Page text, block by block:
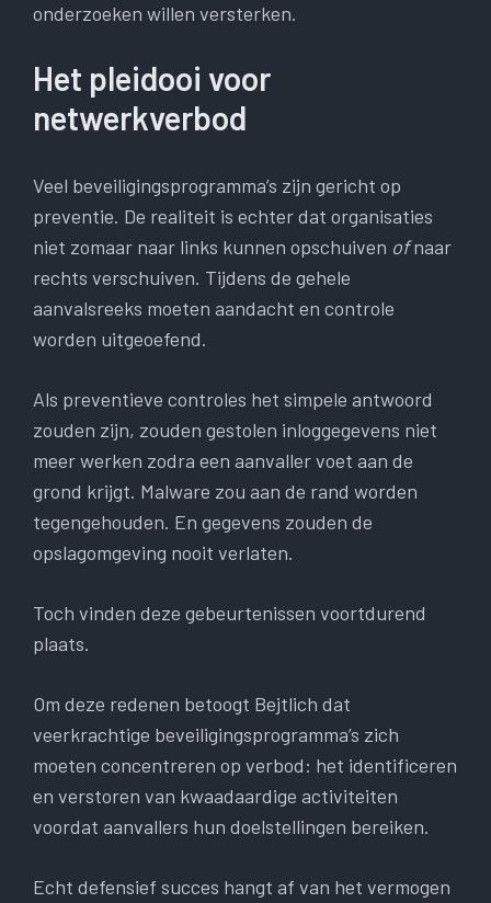
onderzoeken willen versterken.
Het pleidooi voor
netwerkverbod
Veel beveiligingsprogramma’s zijn gericht op
preventie. De realiteit is echter dat organisaties
niet zomaar naar links kunnen opschuiven ofnaar
rechts verschuiven. Tijdens de gehele
aanvalsreeks moeten aandacht en controle
worden uitgeoefend.
Als preventieve controles het simpele antwoord
zouden zijn, zouden gestolen inloggegevens niet
meer werken zodra een aanvaller voet aan de
grond krijgt. Malware zou aan de rand worden
tegengehouden. En gegevens zouden de
opslagomgeving nooit verlaten.
Toch vinden deze gebeurtenissen voortdurend
plaats.
Om deze redenen betoogt Bejtlich dat
veerkrachtige beveiligingsprogramma’s zich
moeten concentreren op verbod: het identificeren
en verstoren van kwaadaardige activiteiten
voordat aanvallers hun doelstellingen bereiken.
Echt defensief succes hangt af van het vermogen